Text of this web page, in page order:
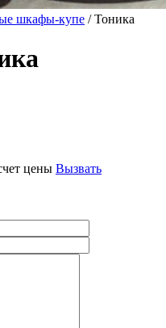
шкафы-купе / Тоника
цены Вызвать